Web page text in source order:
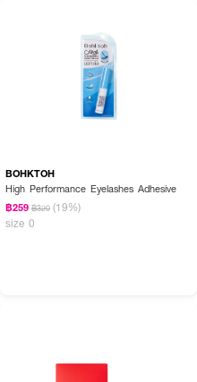
BOHKTOH
High Performance Eyelashes Adhesive
฿259 ฿320 (19%)
size 0